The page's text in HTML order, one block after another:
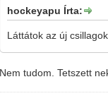
hockeyapu Írta:
Láttátok az új
Nem tudom. Tetszett